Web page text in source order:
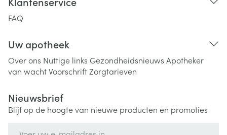
FAQ
Uw apotheek
Over ons Nuttige links Gezondheidsnieuws Apotheker
van wachtVoorschriftZorgtarieven
Nieuwsbrief
Blijf op de hoogte van nieuwe producten en promoties